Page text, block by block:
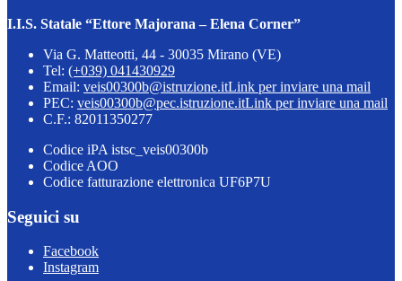
I.I.S. Statale “Ettore Majorana – Elena Corner”
Via G. Matteotti, 44 - 30035 Mirano (VE)
Tel: (+039) 041430929
Email: veis00300b@istruzione.itLink per inviare una mail
PEC: veis00300b@pec.istruzione.itLink per inviare una mail
C.F.: 82011350277
Codice iPA istsc_veis00300b
Codice AOO
Codice fatturazione elettronica UF6P7U
Seguici su
Facebook
Instagram